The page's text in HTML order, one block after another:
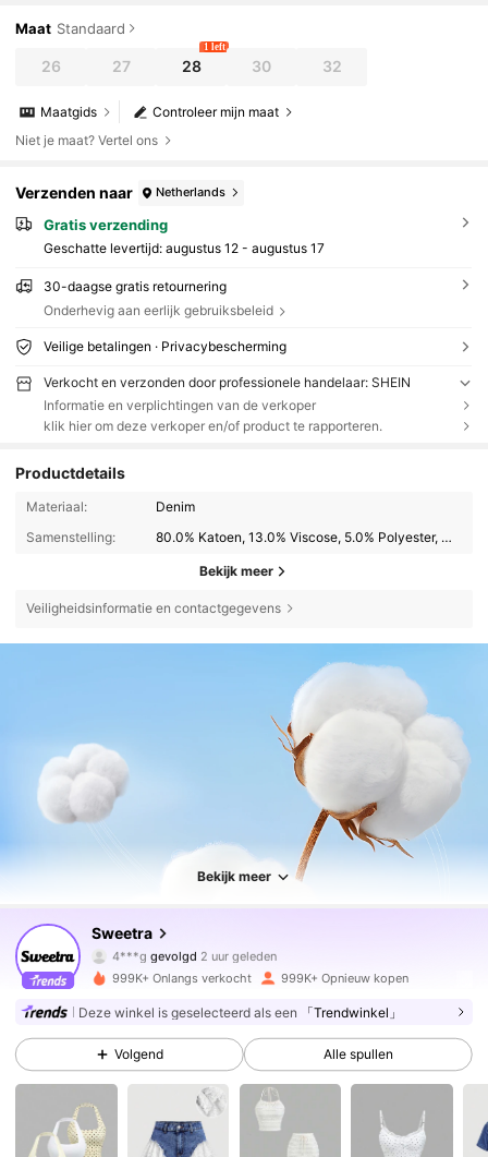
Maat Standaard
26 27 28
1 left
30 32
Controleer mijn maat
Maatgids
Niet je maat? Vertel ons
Verzenden naar Netherlands
Gratis verzending
Geschatte levertijd: augustus 12 - augustus 17
30-daagse gratis retournering
Onderhevig aan eerlijk gebruiksbeleid
Veilige betalingen · Privacybescherming
Verkocht en verzonden door professionele handelaar: SHEIN
Informatie en verplichtingen van de verkoper
klik hier om deze verkoper en/of product te rapporteren.
Productdetails
Materiaal:
Denim
Samenstelling:
80.0% Katoen, 13.0% Viscose, 5.0% Polyester, 2.0% Modal
Bekijk meer
Veiligheidsinformatie en contactgegevens
Bekijk meer
Sweetra
4.77 1.5M Volgers
4***g
r***5is aan het browsen
4.77
1.5M Volgers
4.77 1.5M Volgers
1.5M Volgers
999K+ Onlangs verkocht 999K+ Opnieuw kopen
Deze winkel is geselecteerd als een 「Trendwinkel」
Volgend Alle spullen